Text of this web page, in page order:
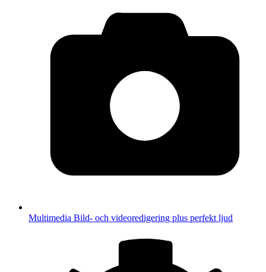
Multimedia Bild- och videoredigering plus perfekt ljud